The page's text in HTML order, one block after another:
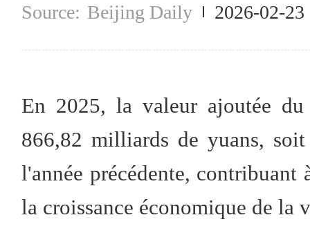
Beijing Daily 2026-02-23
En 2025, la valeur ajoutée
866,82 milliards de yuans,
l'année précédente, contribuant
la croissance économique de la